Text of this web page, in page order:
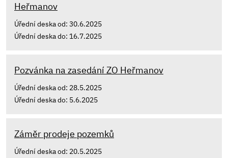
Heřmanov
Úřední deska od: 30.6.2025
Úřední deska do: 16.7.2025
Pozvánka na zasedání ZO Heřmanov
Úřední deska od: 28.5.2025
Úřední deska do: 5.6.2025
Záměr prodeje pozemků
Úřední deska od: 20.5.2025